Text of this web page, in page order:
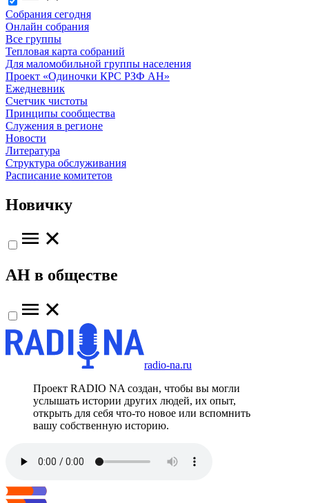
Собрания сегодня
Онлайн собрания
Все группы
Тепловая карта собраний
Для маломобильной группы населения
Проект «Одиночки КРС РЗФ АН»
Ежедневник
Счетчик чистоты
Принципы сообщества
Служения в регионе
Новости
Литература
Структура обслуживания
Расписание комитетов
Новичку
АН в обществе
radio-na.ru
Проект RADIO NA создан, чтобы вы могли
услышать истории других людей, их опыт,
открыть для себя что-то новое или вспомнить
вашу собственную историю.